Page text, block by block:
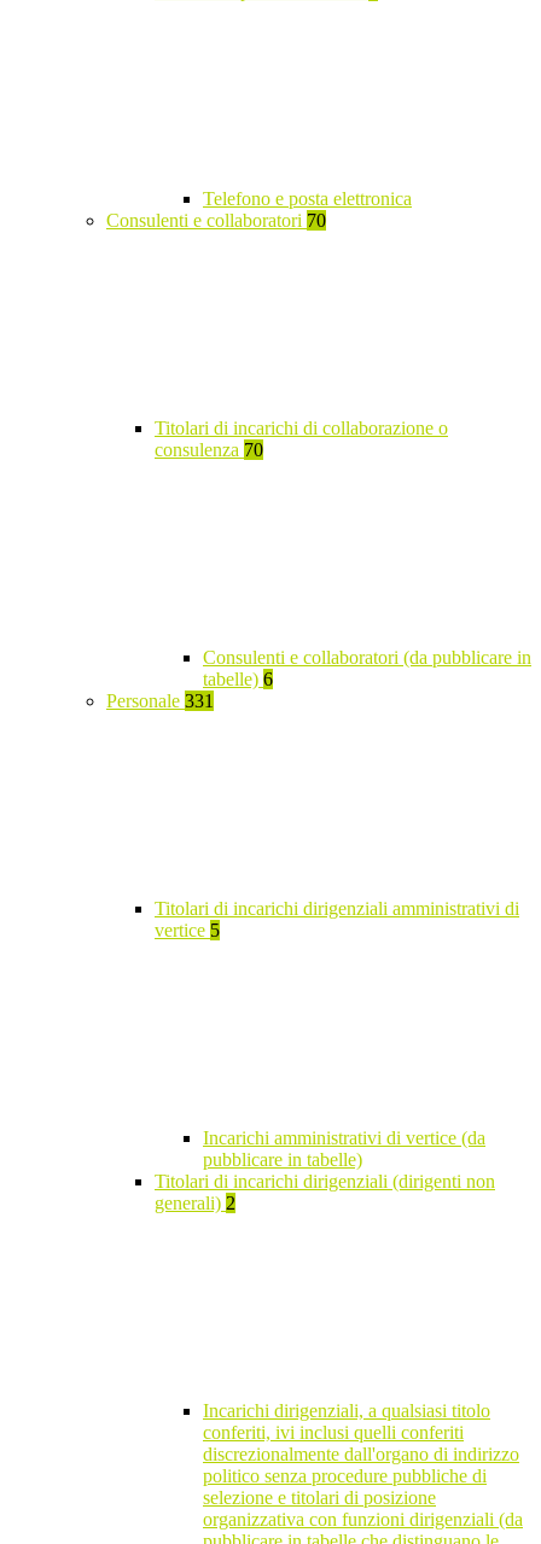
Telefono e posta elettronica
Consulenti e collaboratori 70
Titolari di incarichi di collaborazione o
consulenza 70
Consulenti e collaboratori (da pubblicare in
tabelle) 6
Personale 331
Titolari di incarichi dirigenziali amministrativi di
vertice 5
Incarichi amministrativi di vertice (da
pubblicare in tabelle)
Titolari di incarichi dirigenziali (dirigenti non
generali) 2
Incarichi dirigenziali, a qualsiasi titolo
conferiti, ivi inclusi quelli conferiti
discrezionalmente dall'organo di indirizzo
politico senza procedure pubbliche di
selezione e titolari di posizione
organizzativa con funzioni dirigenziali (da